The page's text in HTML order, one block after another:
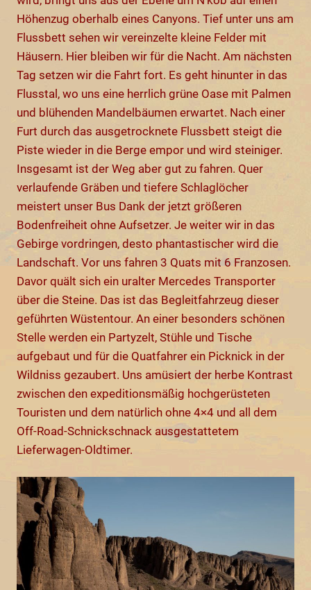
Höhenzug oberhalb eines Canyons. Tief unter uns am
Flussbett sehen wir vereinzelte kleine Felder mit
Häusern. Hier bleiben wir für die Nacht. Am nächsten
Tag setzen wir die Fahrt fort. Es geht hinunter in das
Flusstal, wo uns eine herrlich grüne Oase mit Palmen
und blühenden Mandelbäumen erwartet. Nach einer
Furt durch das ausgetrocknete Flussbett steigt die
Piste wieder in die Berge empor und wird steiniger.
Insgesamt ist der Weg aber gut zu fahren. Quer
verlaufende Gräben und tiefere Schlaglöcher
meistert unser Bus Dank der jetzt größeren
Bodenfreiheit ohne Aufsetzer. Je weiter wir in das
Gebirge vordringen, desto phantastischer wird die
Landschaft. Vor uns fahren 3 Quats mit 6 Franzosen.
Davor quält sich ein uralter Mercedes Transporter
über die Steine. Das ist das Begleitfahrzeug dieser
geführten Wüstentour. An einer besonders schönen
Stelle werden ein Partyzelt, Stühle und Tische
aufgebaut und für die Quatfahrer ein Picknick in der
Wildniss gezaubert. Uns amüsiert der herbe Kontrast
zwischen den expeditionsmäßig hochgerüsteten
Touristen und dem natürlich ohne 4×4 und all dem
Off-Road-Schnickschnack ausgestattetem
Lieferwagen-Oldtimer.